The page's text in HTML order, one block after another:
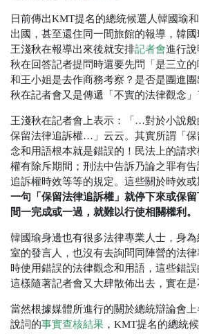
日前傳出KMT提名的總統候選人韓國瑜
出國，甚至還住同一間旅館的報導，韓
王淺秋在報導出來後就安排記者會進行
秋在回答記者提問時還要先問「是三立
和王小姐是去作商務考察？是否是團進
秋在記者會又是傳遞「不實的法律觀念」
王淺秋在記者會上表示：「…對於小說
保留法律追訴權…」云云。其實所謂「保
念和用語根本就是錯誤的！民法上的請
權有除斥期間；刑法中告訴乃論之罪有
追訴權時效等等的規定。這些關於時效或
一句「保留法律追訴權」就停下來或保
間一完成或一過，就難以行使相關權利。
韓國瑜身邊也有很多法律專業人士，身
室的發言人，也沒有去詢問同陣營的法
時使用錯誤的法律觀念和用語，這些錯
這樣隨著記者會又大肆散佈出去，實在是
當然根據媒體所進行的關於總統辯論會
說詞的事實查核結果 ，KMT提名的總統